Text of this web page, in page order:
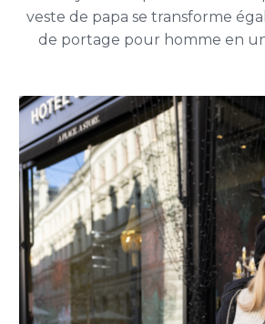
veste de papa se transforme
de portage pour homme en